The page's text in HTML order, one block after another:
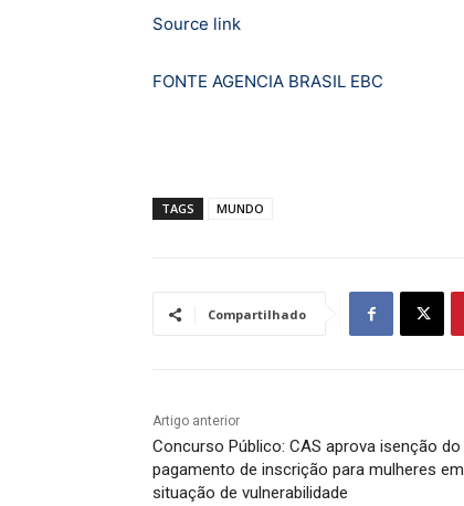
Source link
FONTE AGENCIA BRASIL EBC
TAGS MUNDO
Compartilhado
Artigo anterior
Concurso Público: CAS aprova isenção do
pagamento de inscrição para mulheres em
situação de vulnerabilidade